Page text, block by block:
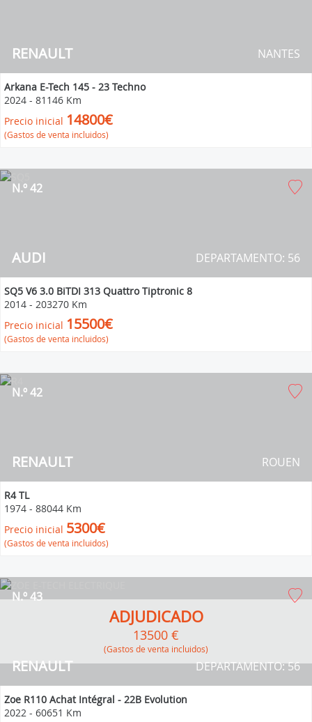
RENAULT NANTES
Arkana E-Tech 145 - 23 Techno
2024 - 81146 Km
Precio inicial 14800€
(Gastos de venta incluidos)
AUDI
N.º 42
DEPARTAMENTO: 56
SQ5 V6 3.0 BiTDI 313 Quattro Tiptronic 8
2014 - 203270 Km
Precio inicial 15500€
(Gastos de venta incluidos)
RENAULT
N.º 42
ROUEN
R4 TL
1974 - 88044 Km
Precio inicial 5300€
(Gastos de venta incluidos)
RENAULT
N.º 43
DEPARTAMENTO: 56
ADJUDICADO
13500 €
(Gastos de venta incluidos)
Zoe R110 Achat Intégral - 22B Evolution
2022 - 60651 Km